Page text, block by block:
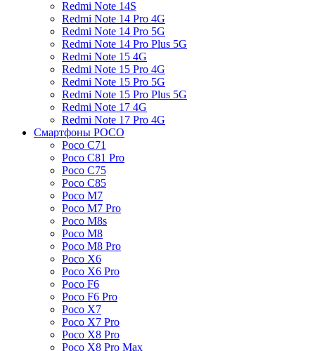
Redmi Note 14S
Redmi Note 14 Pro 4G
Redmi Note 14 Pro 5G
Redmi Note 14 Pro Plus 5G
Redmi Note 15 4G
Redmi Note 15 Pro 4G
Redmi Note 15 Pro 5G
Redmi Note 15 Pro Plus 5G
Redmi Note 17 4G
Redmi Note 17 Pro 4G
Смартфоны POCO
Poco C71
Poco C81 Pro
Poco C75
Poco C85
Poco M7
Poco M7 Pro
Poco M8s
Poco M8
Poco M8 Pro
Poco X6
Poco X6 Pro
Poco F6
Poco F6 Pro
Poco X7
Poco X7 Pro
Poco X8 Pro
Poco X8 Pro Max